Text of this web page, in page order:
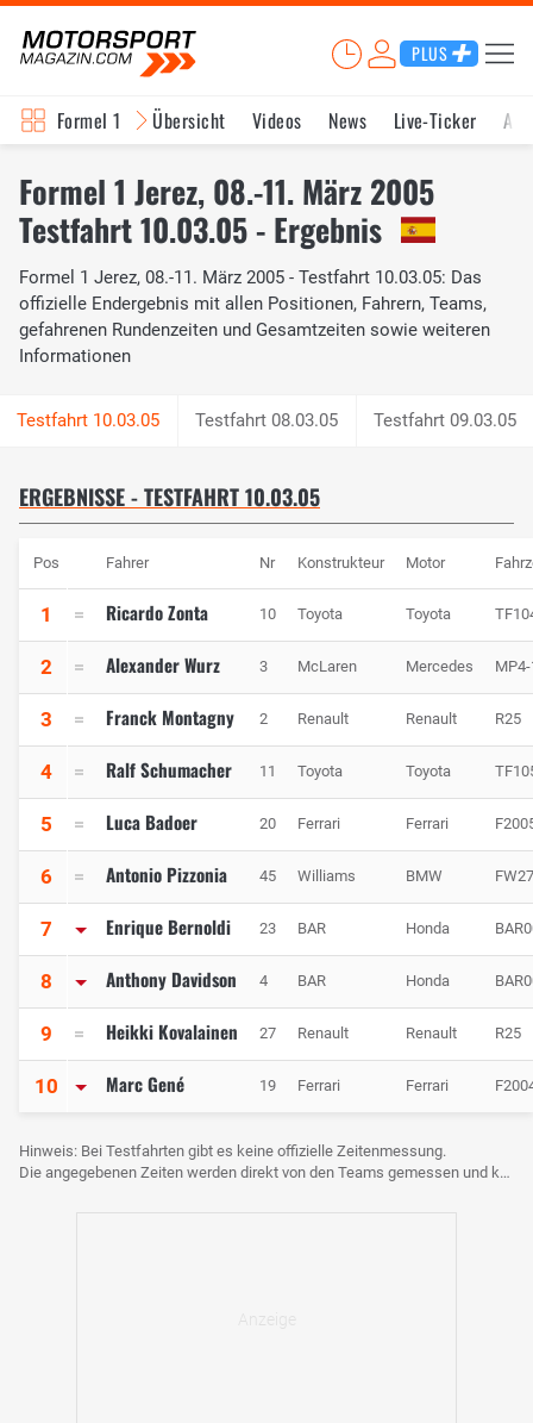
PLUS
Formel 1 Übersicht Videos News Live-Ticker
Formel 1 Jerez, 08.-11. März 2005
Testfahrt 10.03.05 - Ergebnis
Formel 1 Jerez, 08.-11. März 2005 - Testfahrt 10.03.05: Das
offizielle Endergebnis mit allen Positionen, Fahrern, Teams,
gefahrenen Rundenzeiten und Gesamtzeiten sowie weiteren
Informationen
Testfahrt 08.03.05 Testfahrt 09.03.05
ERGEBNISSE - TESTFAHRT 10.03.05
Pos Fahrer Nr Konstrukteur Motor
1 Ricardo Zonta 10 Toyota Toyota
2 Alexander Wurz 3 McLaren Mercedes
3 Franck Montagny 2 Renault Renault R25
4 Ralf Schumacher 11 Toyota Toyota
5 Luca Badoer 20 Ferrari Ferrari
6 Antonio Pizzonia 45 Williams BMW FW27
7 Enrique Bernoldi 23 BAR Honda
8 Anthony Davidson 4 BAR Honda
9 Heikki Kovalainen 27 Renault Renault R25
10 Marc Gené 19 Ferrari Ferrari
Hinweis: Bei Testfahrten gibt es keine offizielle Zeitenmessung.
Die angegebenen Zeiten werden direkt von den Teams gemessen und können voneinander abweichen.